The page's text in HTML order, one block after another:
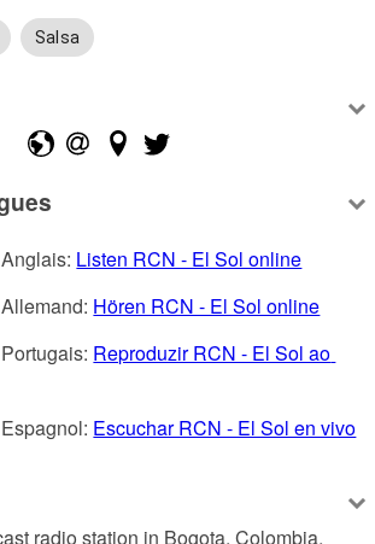
Salsa
Listen RCN - El Sol online
Hören RCN - El Sol online
Reproduzir RCN - El Sol ao
Escuchar RCN - El Sol en vivo
radio station in Bogota, Colombia,